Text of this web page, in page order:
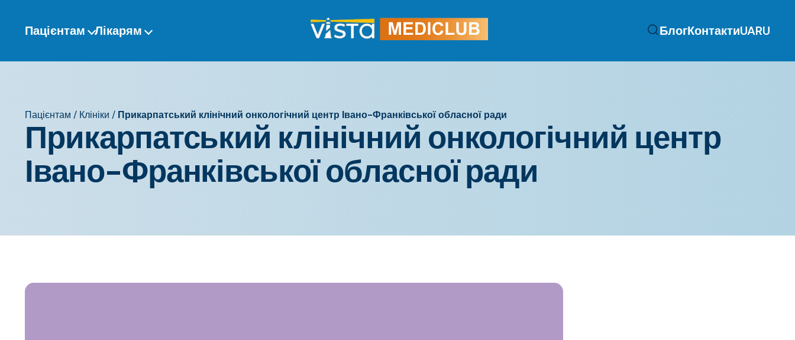
змістуПацієнтам Лікарям БлогКонтактиUARU
Пацієнтам / Клініки / Прикарпатський клінічний онкологічний центр Івано-Франківської обласної ради
Прикарпатський клінічний онкологічний центр
Івано-Франківської обласної ради